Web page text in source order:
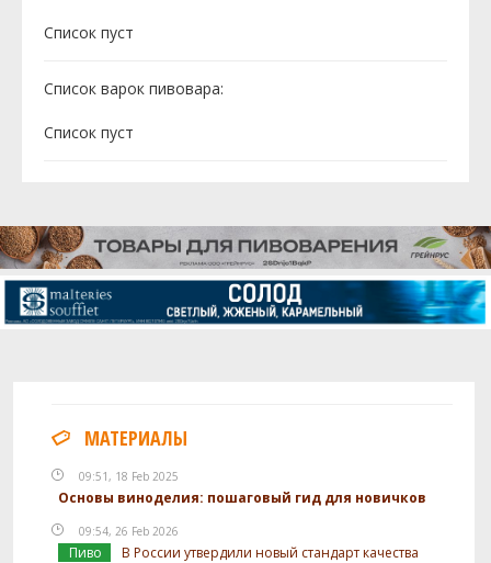
Cписок пуст
Список варок пивовара:
Cписок пуст
МАТЕРИАЛЫ
09:51, 18 Feb 2025
Основы виноделия: пошаговый гид для новичков
09:54, 26 Feb 2026
Пиво
В России утвердили новый стандарт качества